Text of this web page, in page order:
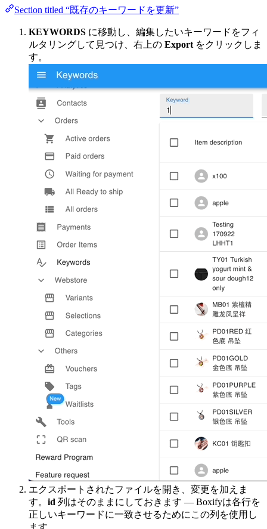
Section titled “既存のキーワードを更新”
KEYWORDS に移動し、編集したいキーワードをフィ
ルタリングして見つけ、右上の Export をクリックしま
す。
エクスポートされたファイルを開き、変更を加えま
す。 id 列はそのままにしておきます — Boxifyは各行を
正しいキーワードに一致させるためにこの列を使用し